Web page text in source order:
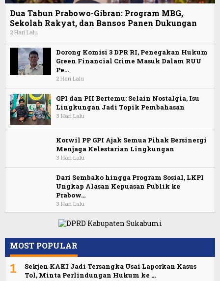
Dua Tahun Prabowo-Gibran: Program MBG,
Sekolah Rakyat, dan Bansos Panen Dukungan
2 Hari Lalu
Dorong Komisi 3 DPR RI, Penegakan Hukum
Green Financial Crime Masuk Dalam RUU
Pe…
2 Hari Lalu
GPI dan PII Bertemu: Selain Nostalgia, Isu
Lingkungan Jadi Topik Pembahasan
3 Hari Lalu
Korwil PP GPI Ajak Semua Pihak Bersinergi
Menjaga Kelestarian Lingkungan
3 Hari Lalu
Dari Sembako hingga Program Sosial, LKPI
Ungkap Alasan Kepuasan Publik ke
Prabow…
3 Hari Lalu
MOST POPULAR
1
Sekjen KAKI Jadi Tersangka Usai Laporkan Kasus
Tol, Minta Perlindungan Hukum ke …